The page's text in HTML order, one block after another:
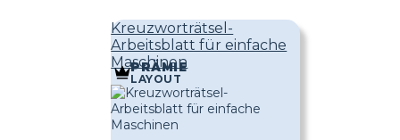
Kreuzworträtsel-
Arbeitsblatt für einfache
Maschinen
PRÄMIE
LAYOUT